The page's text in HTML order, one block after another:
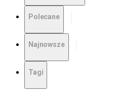
Polecane
Najnowsze
Tagi